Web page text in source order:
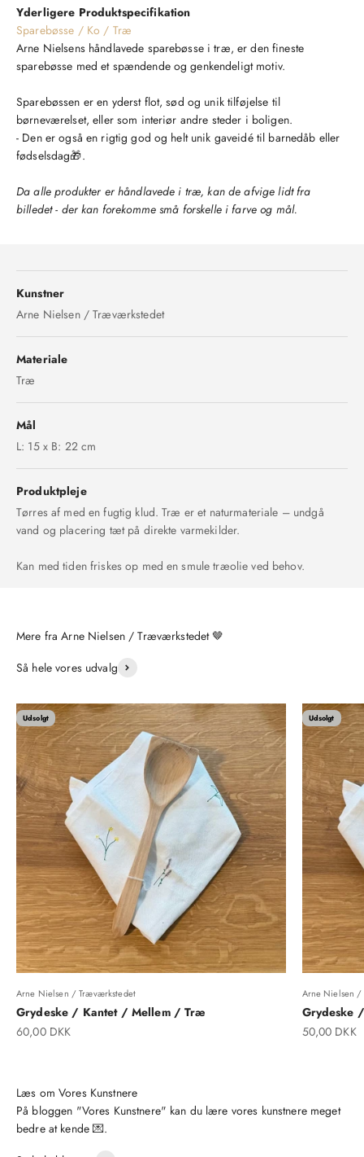
Yderligere Produktspecifikation
Sparebøsse / Ko / Træ
Arne Nielsens håndlavede sparebøsse i træ, er den fineste
sparebøsse med et spændende og genkendeligt motiv.
Sparebøssen er en yderst flot, sød og unik tilføjelse til
børneværelset, eller som interiør andre steder i boligen.
- Den er også en rigtig god og helt unik gaveidé til barnedåb eller
fødselsdag🎁.
Da alle produkter er håndlavede i træ, kan de afvige lidt fra
billedet - der kan forekomme små forskelle i farve og mål.
Kunstner
Arne Nielsen / Træværkstedet
Materiale
Træ
Mål
L: 15 x B: 22 cm
Produktpleje
Tørres af med en fugtig klud. Træ er et naturmateriale – undgå
vand og placering tæt på direkte varmekilder.
Kan med tiden friskes op med en smule træolie ved behov.
Så hele vores udvalg
Udsolgt
Arne Nielsen / Træværkstedet
Grydeske / Kantet / Mellem / Træ
Salgspris
60,00 DKK
Udsolgt
Arne Nielsen
Grydeske
Salgspris
50,00 DKK
På bloggen "Vores Kunstnere" kan du lære vores kunstnere meget
bedre at kende 💌.